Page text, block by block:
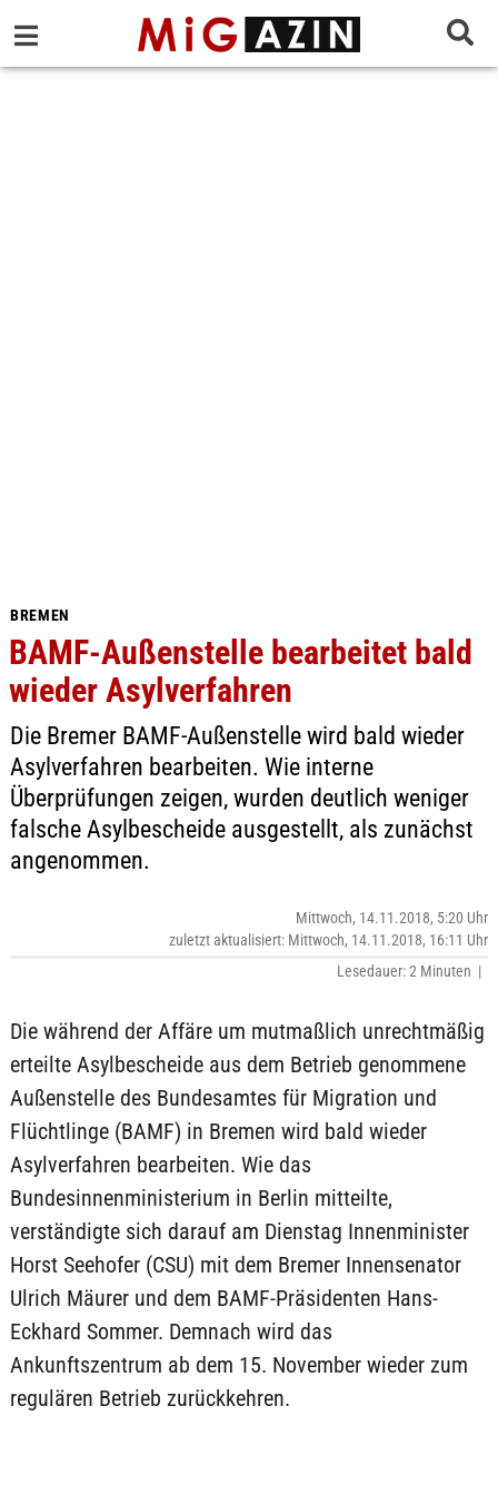
BREMEN
BAMF-Außenstelle bearbeitet bald
wieder Asylverfahren
Die Bremer BAMF-Außenstelle wird bald wieder
Asylverfahren bearbeiten. Wie interne
Überprüfungen zeigen, wurden deutlich weniger
falsche Asylbescheide ausgestellt, als zunächst
angenommen.
Mittwoch, 14.11.2018, 5:20 Uhr
zuletzt aktualisiert: Mittwoch, 14.11.2018, 16:11 Uhr
Lesedauer: 2 Minuten |
Die während der Affäre um mutmaßlich unrechtmäßig
erteilte Asylbescheide aus dem Betrieb genommene
Außenstelle des Bundesamtes für Migration und
Flüchtlinge (BAMF) in Bremen wird bald wieder
Asylverfahren bearbeiten. Wie das
Bundesinnenministerium in Berlin mitteilte,
verständigte sich darauf am Dienstag Innenminister
Horst Seehofer (CSU) mit dem Bremer Innensenator
Ulrich Mäurer und dem BAMF-Präsidenten Hans-
Eckhard Sommer. Demnach wird das
Ankunftszentrum ab dem 15. November wieder zum
regulären Betrieb zurückkehren.